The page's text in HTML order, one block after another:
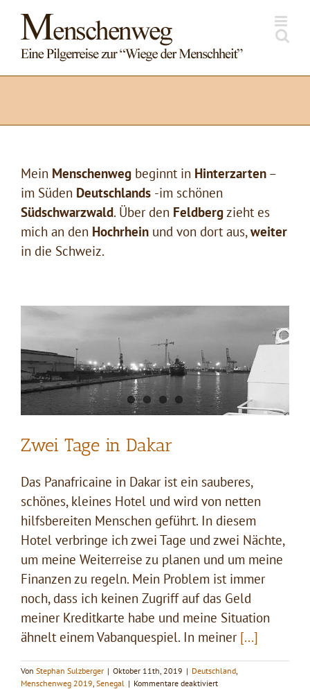
Inhalt
springen
Mein Menschenweg beginnt in Hinterzarten –
im Süden Deutschlands -im schönen
Südschwarzwald. Über den Feldbergzieht es
mich an den Hochrhein und von dort aus,weiter
in die Schweiz.
Zwei Tage in Dakar
Das Panafricaine in Dakar ist ein sauberes,
schönes, kleines Hotel und wird von netten
hilfsbereiten Menschen geführt. In diesem
Hotel verbringe ich zwei Tage und zwei Nächte,
um meine Weiterreise zu planen und um meine
Finanzen zu regeln. Mein Problem ist immer
noch, dass ich keinen Zugriff auf das Geld
meiner Kreditkarte habe und meine Situation
ähnelt einem Vabanquespiel. In meiner [...]
Von Stephan Sulzberger | Oktober 11th, 2019 | Deutschland
Menschenweg 2019 Senegal | Kommentare deaktiviertfür